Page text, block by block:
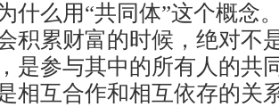
什么用“共同体”这个概念
积累财富的时候，绝对不
是参与其中的所有人的共
相互合作和相互依存的关